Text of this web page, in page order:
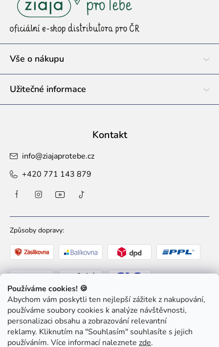
Používáme cookies! 🍪
Abychom vám poskytli ten nejlepší zážitek z nakupování,
používáme soubory cookies k analýze návštěvnosti,
personalizaci obsahu a zobrazování relevantní
reklamy. Kliknutím na "Souhlasím" souhlasíte s jejich
používáním. Více informací naleznete zde.
t
Vše o nákupu
Užitečné informace
Kontakt
info@ziajaprotebe.cz
+420 771 143 879
Způsoby dopravy:
Způsoby platby: